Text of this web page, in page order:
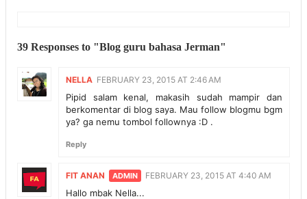
39 Responses to "Blog guru bahasa Jerman"
NELLA FEBRUARY 23, 2015 AT 2:46 AM
Pipid salam kenal, makasih sudah mampir dan
berkomentar di blog saya. Mau follow blogmu bgm
ya? ga nemu tombol follownya :D .
Reply
FIT ANAN FEBRUARY 23, 2015 AT 4:40 AM
Hallo mbak Nella...